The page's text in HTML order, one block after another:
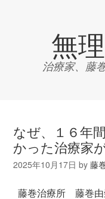
無
治療家、藤
なぜ、１６年
かった治療家
2025年10月17日 by藤
藤巻治療所 藤巻由